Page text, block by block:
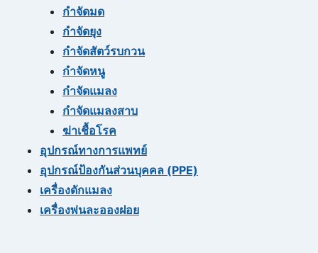
กำจัดมด
กำจัดยุง
กำจัดสัตว์รบกวน
กำจัดหนู
กำจัดแมลง
กำจัดแมลงสาบ
ฆ่าเชื้อโรค
อุปกรณ์ทางการแพทย์
อุปกรณ์ป้องกันส่วนบุคคล (PPE)
เครื่องดักแมลง
เครื่องพ่นละอองฝอย